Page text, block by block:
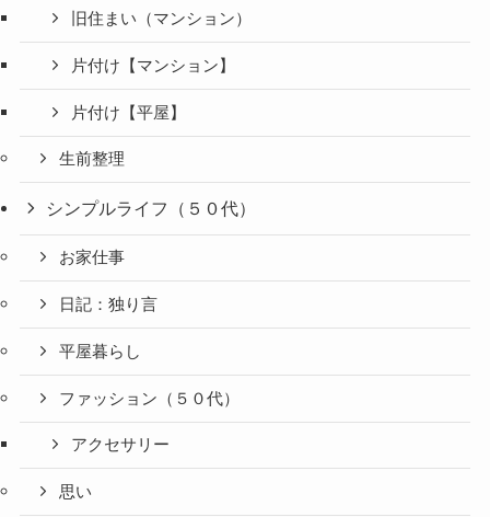
旧住まい（マンション）
片付け【マンション】
片付け【平屋】
生前整理
シンプルライフ（５０代）
お家仕事
日記：独り言
平屋暮らし
ファッション（５０代）
アクセサリー
思い